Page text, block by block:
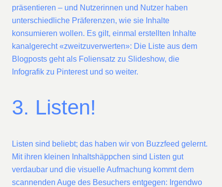
präsentieren – und Nutzerinnen und Nutzer haben
unterschiedliche Präferenzen, wie sie Inhalte
konsumieren wollen. Es gilt, einmal erstellten Inhalte
kanalgerecht «zweitzuverwerten»: Die Liste aus dem
Blogposts geht als Foliensatz zu Slideshow, die
Infografik zu Pinterest und so weiter.
3. Listen!
Listen sind beliebt; das haben wir von Buzzfeed gelernt.
Mit ihren kleinen Inhaltshäppchen sind Listen gut
verdaubar und die visuelle Aufmachung kommt dem
scannenden Auge des Besuchers entgegen: Irgendwo